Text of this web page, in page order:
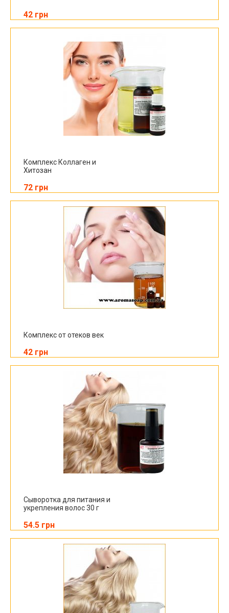
42 грн
Комплекс Коллаген и
Хитозан
72 грн
Комплекс от отеков век
42 грн
Сыворотка для питания и
укрепления волос 30 г
54.5 грн